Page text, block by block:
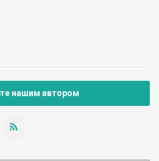
нашим автором